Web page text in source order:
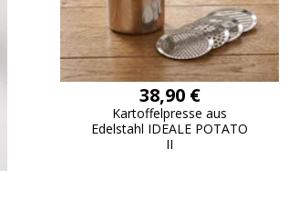
38,90 €
Kartoffelpresse aus
Edelstahl IDEALE POTATO
II